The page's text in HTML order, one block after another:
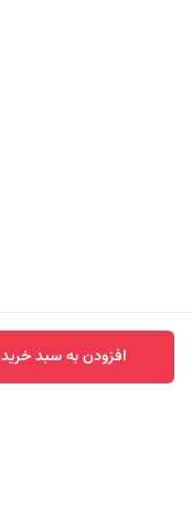
افزودن به سبد خرید